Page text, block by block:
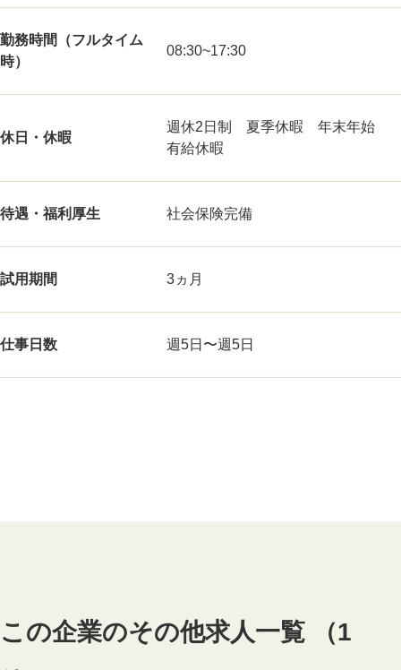
勤務時間（フルタイム
時）
08:30~17:30
休日・休暇
週休2日制 夏季休暇 年末年始
有給休暇
待遇・福利厚生 社会保険完備
試用期間 3ヵ月
仕事日数 週5日〜週5日
この企業のその他求人一覧 （1